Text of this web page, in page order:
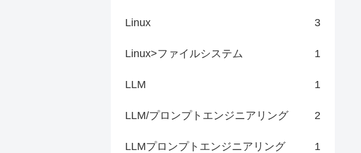
Linux 3
Linux>ファイルシステム 1
LLM 1
LLM/プロンプトエンジニアリング 2
LLMプロンプトエンジニアリング 1